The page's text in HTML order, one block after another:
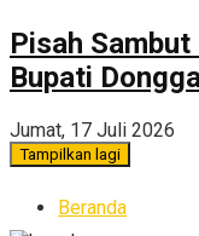
Pisah
Bupati
Jumat, 17 Juli 2026
Tampilkan lagi
Beranda